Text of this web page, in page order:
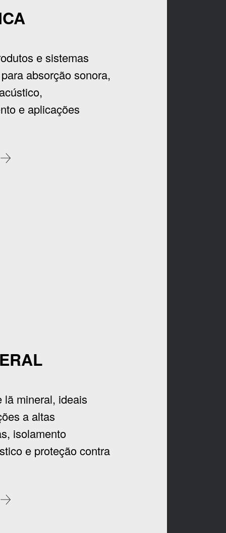
e sistemas
absorção sonora,
e aplicações
lã mineral, ideais
a altas
isolamento
e proteção contra